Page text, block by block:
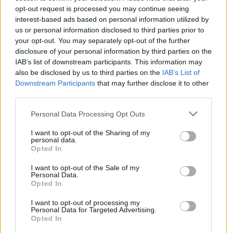
opt-out request is processed you may continue seeing
interest-based ads based on personal information utilized by
us or personal information disclosed to third parties prior to
your opt-out. You may separately opt-out of the further
disclosure of your personal information by third parties on the
IAB’s list of downstream participants. This information may
also be disclosed by us to third parties on the IAB’s List of
Downstream Participants that may further disclose it to other
Personal Data Processing Opt Outs
I want to opt-out of the Sharing of my
personal data.
Opted In
I want to opt-out of the Sale of my
Personal Data.
Opted In
I want to opt-out of processing my
Personal Data for Targeted Advertising.
Opted In